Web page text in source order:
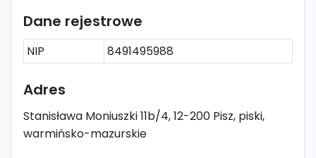
Dane rejestrowe
NIP 8491495988
Adres
Stanisława Moniuszki 11b/4, 12-200 Pisz, piski,
warmińsko-mazurskie